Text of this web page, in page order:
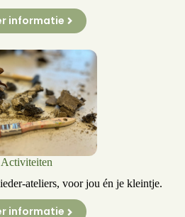
informatie
Activiteiten
ateliers, voor jou én je kleintje.
informatie